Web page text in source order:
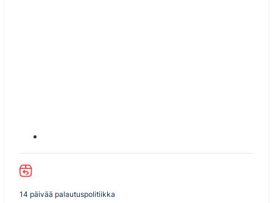
14 päivää palautuspolitiikka